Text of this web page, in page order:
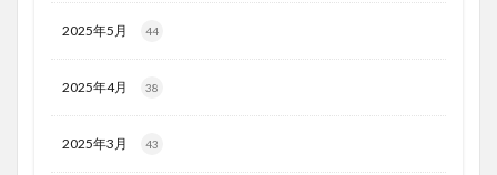
2025年5月 44
2025年4月 38
2025年3月 43